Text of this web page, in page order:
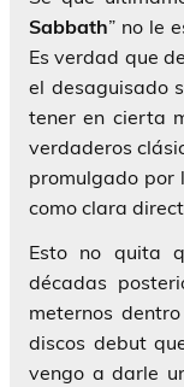
Sabbath” no le
Es verdad que
el desaguisado
tener en cierta
verdaderos
promulgado por
como clara
Esto no quita
décadas
meternos
discos debut
vengo a darle